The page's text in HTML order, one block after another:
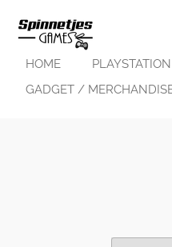
direct
hoofdinhoud
HOME
GADGET /